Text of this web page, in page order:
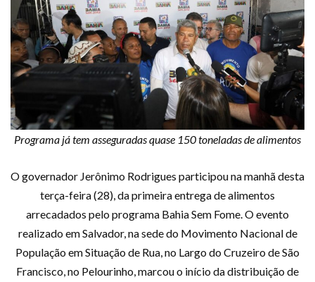
Programa já tem asseguradas quase 150 toneladas de alimentos
O governador Jerônimo Rodrigues participou na manhã desta
terça-feira (28), da primeira entrega de alimentos
arrecadados pelo programa Bahia Sem Fome. O evento
realizado em Salvador, na sede do Movimento Nacional de
População em Situação de Rua, no Largo do Cruzeiro de São
Francisco, no Pelourinho, marcou o início da distribuição de